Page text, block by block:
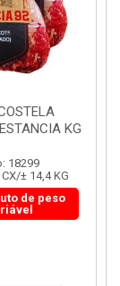
B PUL
19965
± 18,36 KG
de peso